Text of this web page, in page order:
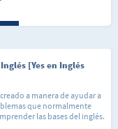
[Yes en Inglés
a manera de ayudar a
que normalmente
las bases del inglés.